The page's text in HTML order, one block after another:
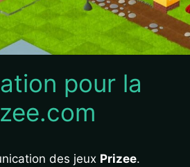
pour la
des jeux Prizee.